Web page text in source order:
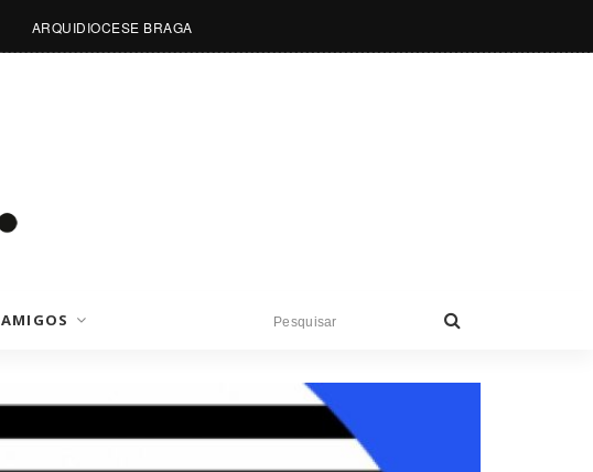
ARQUIDIOCESE BRAGA
AMIGOS